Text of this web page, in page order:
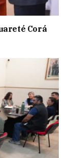
Corá